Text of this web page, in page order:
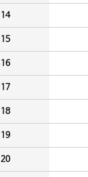
14
15
16
17
18
19
20